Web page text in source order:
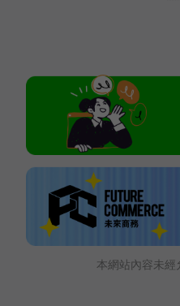
本網站內容未經